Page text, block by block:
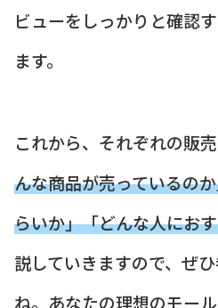
ビューをしっかりと確認
ます。
これから、それぞれの販売
んな商品が売っているの
らいか」「どんな人にお
説していきますので、ぜ
ね。あなたの理想のモー